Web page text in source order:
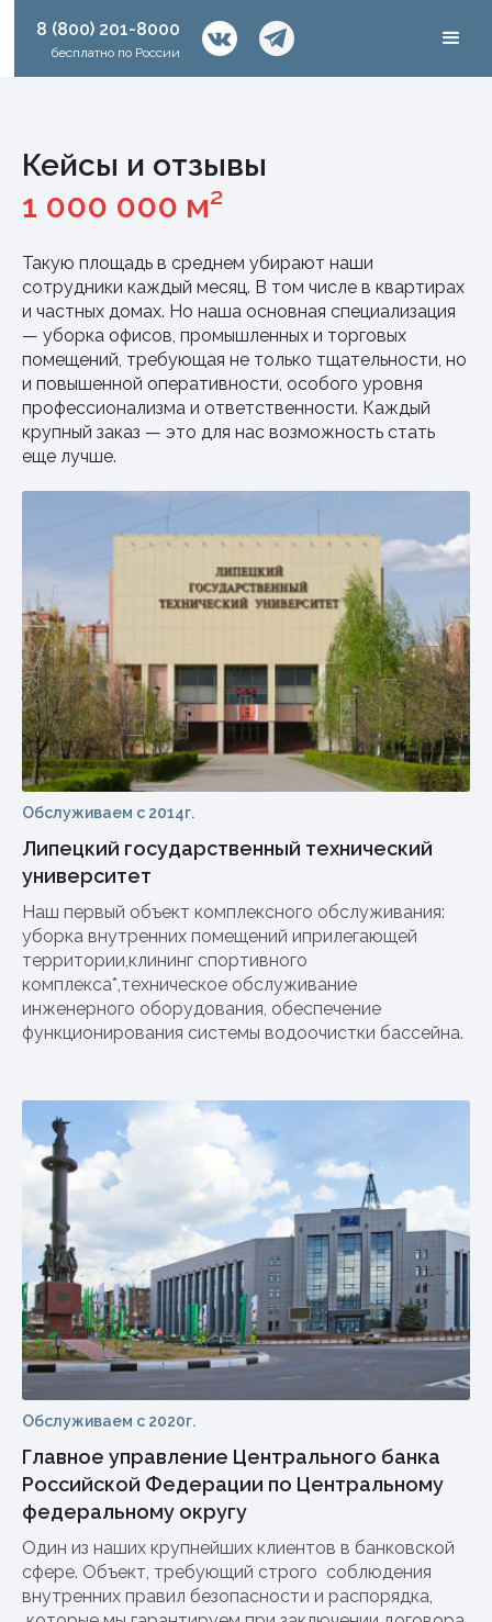
8 (800) 201-8000
бесплатно по России
8 (800) 201-8000
бесплатно по России
Кейсы и отзывы
1 000 000 м²
Такую площадь в среднем убирают наши
сотрудники каждый месяц. В том числе в квартирах
и частных домах. Но наша основная специализация
— уборка офисов, промышленных и торговых
помещений, требующая не только тщательности, но
и повышенной оперативности, особого уровня
профессионализма и ответственности. Каждый
крупный заказ — это для нас возможность стать
еще лучше.
Обслуживаем с 2014г.
Липецкий государственный технический
университет
Наш первый объект комплексного обслуживания:
уборка внутренних помещений иприлегающей
территории,клининг спортивного
комплекса*,техническое обслуживание
инженерного оборудования, обеспечение
функционирования системы водоочистки бассейна.
Обслуживаем с 2020г.
Главное управление Центрального банка
Российской Федерации по Центральному
федеральному округу
Один из наших крупнейших клиентов в банковской
сфере. Объект, требующий строго соблюдения
внутренних правил безопасности и распорядка,